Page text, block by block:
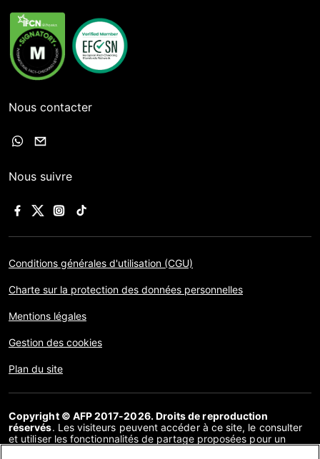
Nous contacter
Nous suivre
Conditions générales d'utilisation (CGU)
Charte sur la protection des données personnelles
Mentions légales
Gestion des cookies
Plan du site
Copyright © AFP 2017-2026. Droits de reproduction
réservés. Les visiteurs peuvent accéder à ce site, le consulter
et utiliser les fonctionnalités de partage proposées pour un